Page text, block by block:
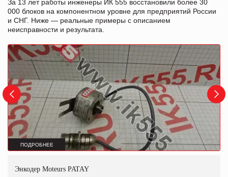
За 13 лет работы инженеры ИК 555 восстановили более 30
000 блоков на компонентном уровне для предприятий России
и СНГ. Ниже — реальные примеры с описанием
неисправности и результата.
ПОДРОБНЕЕ
Энкодер Moteurs PATAY